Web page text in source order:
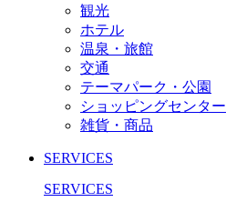
観光
ホテル
温泉・旅館
交通
テーマパーク・公園
ショッピングセンター
雑貨・商品
SERVICES
SERVICES